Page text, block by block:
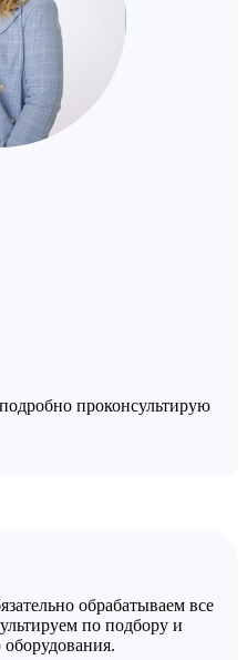
проконсультирую
обрабатываем все
по подбору и